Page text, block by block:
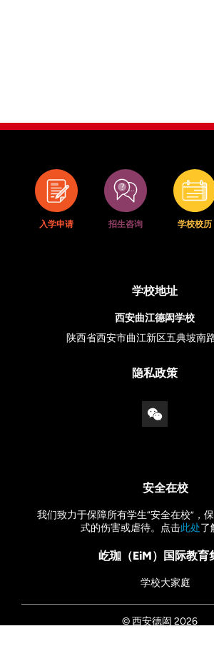
入学申请 招生咨询 学校校历
学校地址
西安曲江德闳学校
陕西省西安市曲江新区五典坡南
隐私政策
安全在校
我们致力于保障所有学生“安全在校”，
式的伤害或虐待。点击此处了
屹珈（EiM）国际教育
学校大家庭
© 西安德闳 2026